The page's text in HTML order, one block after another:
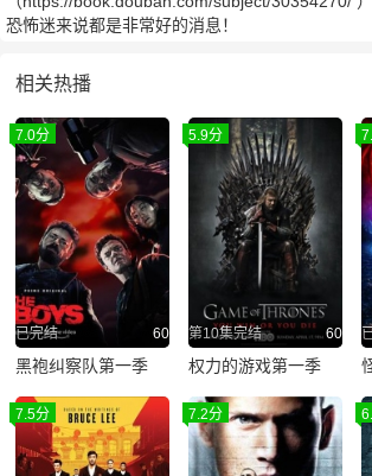
恐怖迷来说都是非常好的消息！
相关热播
7.0分
已完结 60
黑袍纠察队第一季
5.9分
第10集完结 60
权力的游戏第一季
7.5分 7.2分